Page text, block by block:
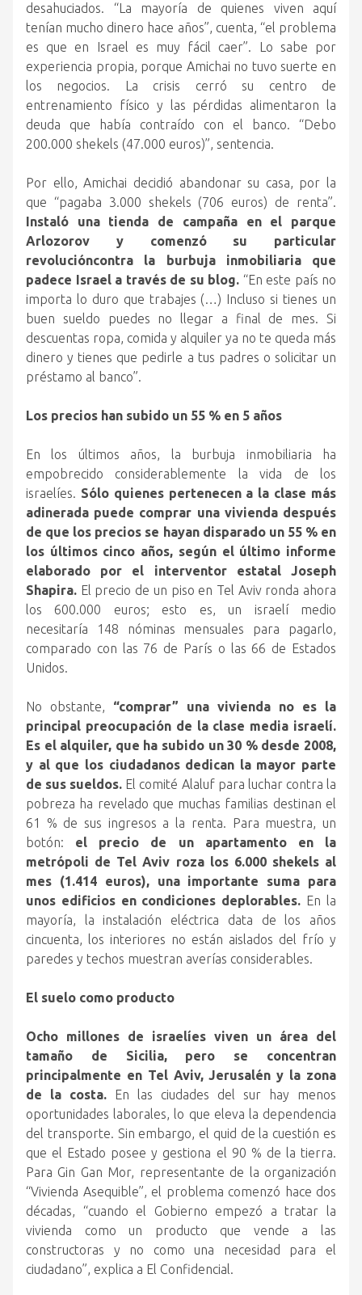
desahuciados. “La mayoría de quienes viven aquí
tenían mucho dinero hace años”, cuenta, “el problema
es que en Israel es muy fácil caer”. Lo sabe por
experiencia propia, porque Amichai no tuvo suerte en
los negocios. La crisis cerró su centro de
entrenamiento físico y las pérdidas alimentaron la
deuda que había contraído con el banco. “Debo
200.000 shekels (47.000 euros)”, sentencia.
Por ello, Amichai decidió abandonar su casa, por la
que “pagaba 3.000 shekels (706 euros) de renta”.
Instaló una tienda de campaña en el parque
Arlozorov y comenzó su particular
revolucióncontra la burbuja inmobiliaria que
padece Israel a través de su blog. “En este país no
importa lo duro que trabajes (…) Incluso si tienes un
buen sueldo puedes no llegar a final de mes. Si
descuentas ropa, comida y alquiler ya no te queda más
dinero y tienes que pedirle a tus padres o solicitar un
préstamo al banco”.
Los precios han subido un 55 % en 5 años
En los últimos años, la burbuja inmobiliaria ha
empobrecido considerablemente la vida de los
israelíes. Sólo quienes pertenecen a la clase más
adinerada puede comprar una vivienda después
de que los precios se hayan disparado un 55 % en
los últimos cinco años, según el último informe
elaborado por el interventor estatal Joseph
Shapira. El precio de un piso en Tel Aviv ronda ahora
los 600.000 euros; esto es, un israelí medio
necesitaría 148 nóminas mensuales para pagarlo,
comparado con las 76 de París o las 66 de Estados
Unidos.
No obstante, “comprar” una vivienda no es la
principal preocupación de la clase media israelí.
Es el alquiler, que ha subido un 30 % desde 2008,
y al que los ciudadanos dedican la mayor parte
de sus sueldos. El comité Alaluf para luchar contra la
pobreza ha revelado que muchas familias destinan el
61 % de sus ingresos a la renta. Para muestra, un
botón: el precio de un apartamento en la
metrópoli de Tel Aviv roza los 6.000 shekels al
mes (1.414 euros), una importante suma para
unos edificios en condiciones deplorables. En la
mayoría, la instalación eléctrica data de los años
cincuenta, los interiores no están aislados del frío y
paredes y techos muestran averías considerables.
El suelo como producto
Ocho millones de israelíes viven un área del
tamaño de Sicilia, pero se concentran
principalmente en Tel Aviv, Jerusalén y la zona
de la costa. En las ciudades del sur hay menos
oportunidades laborales, lo que eleva la dependencia
del transporte. Sin embargo, el quid de la cuestión es
que el Estado posee y gestiona el 90 % de la tierra.
Para Gin Gan Mor, representante de la organización
“Vivienda Asequible”, el problema comenzó hace dos
décadas, “cuando el Gobierno empezó a tratar la
vivienda como un producto que vende a las
constructoras y no como una necesidad para el
ciudadano”, explica a El Confidencial.